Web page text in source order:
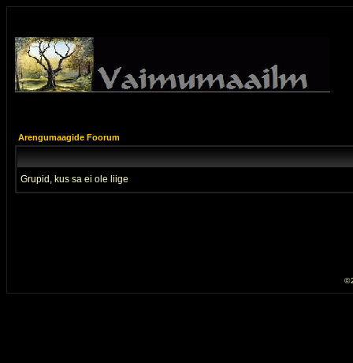
Arengumaagide Foorum
Grupid, kus sa ei ole liige
©